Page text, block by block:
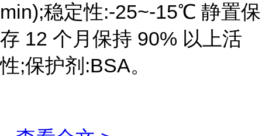
min);稳定性:-25~-15℃ 静置保
存 12 个月保持 90% 以上活
性;保护剂:BSA。